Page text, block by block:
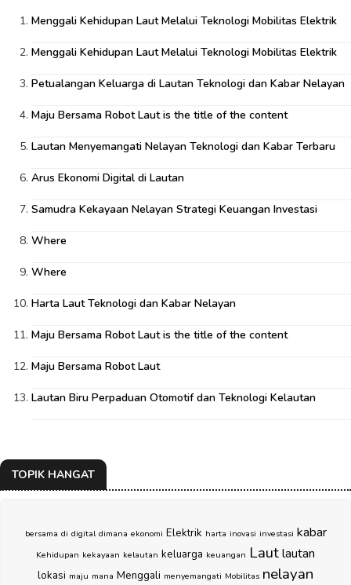
Menggali Kehidupan Laut Melalui Teknologi Mobilitas Elektrik
Menggali Kehidupan Laut Melalui Teknologi Mobilitas Elektrik
Petualangan Keluarga di Lautan Teknologi dan Kabar Nelayan
Maju Bersama Robot Laut is the title of the content
Lautan Menyemangati Nelayan Teknologi dan Kabar Terbaru
Arus Ekonomi Digital di Lautan
Samudra Kekayaan Nelayan Strategi Keuangan Investasi
Where
Where
Harta Laut Teknologi dan Kabar Nelayan
Maju Bersama Robot Laut is the title of the content
Maju Bersama Robot Laut
Lautan Biru Perpaduan Otomotif dan Teknologi Kelautan
TOPIK HANGAT
bersama di digital dimana ekonomi Elektrik harta inovasi investasi kabar
Kehidupan kekayaan kelautan keluarga keuangan Lautlautan
lokasi maju mana Menggali menyemangati Mobilitas nelayan